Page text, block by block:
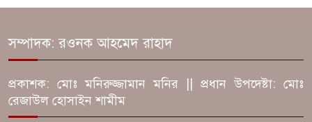
‘অন্ধকারে হামলা, না কি মিথ্যা
নাটক?’ ফরিদপুরে ৩ বিএনপি
নেতার জামিনে তোলপাড়
বালিকানিবাসে অন্তঃসত্ত্বা কিশোরী!
সম্পাদক: রওনক আহমেদ রাহাদ
প্রকাশক: মোঃ মনিরুজ্জামান মনির || প্রধান উপদেষ্টা: মোঃ
রেজাউল হোসাইন শামীম